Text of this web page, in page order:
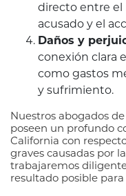
directo entre el
acusado y el
Daños y
conexión clara
como gastos
y sufrimiento.
Nuestros abogados
poseen un profundo
California con
graves causadas por
trabajaremos
resultado posible